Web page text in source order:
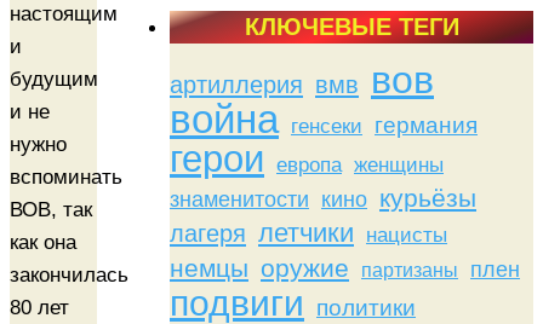
настоящим
и
будущим
и не
нужно
вспоминать
ВОВ, так
как она
закончилась
80 лет
КЛЮЧЕВЫЕ ТЕГИ
артиллерия вмв вов
война генсеки германия
герои европа женщины
знаменитости кино курьёзы
лагеря летчики нацисты
немцы оружие партизаны плен
подвиги политики